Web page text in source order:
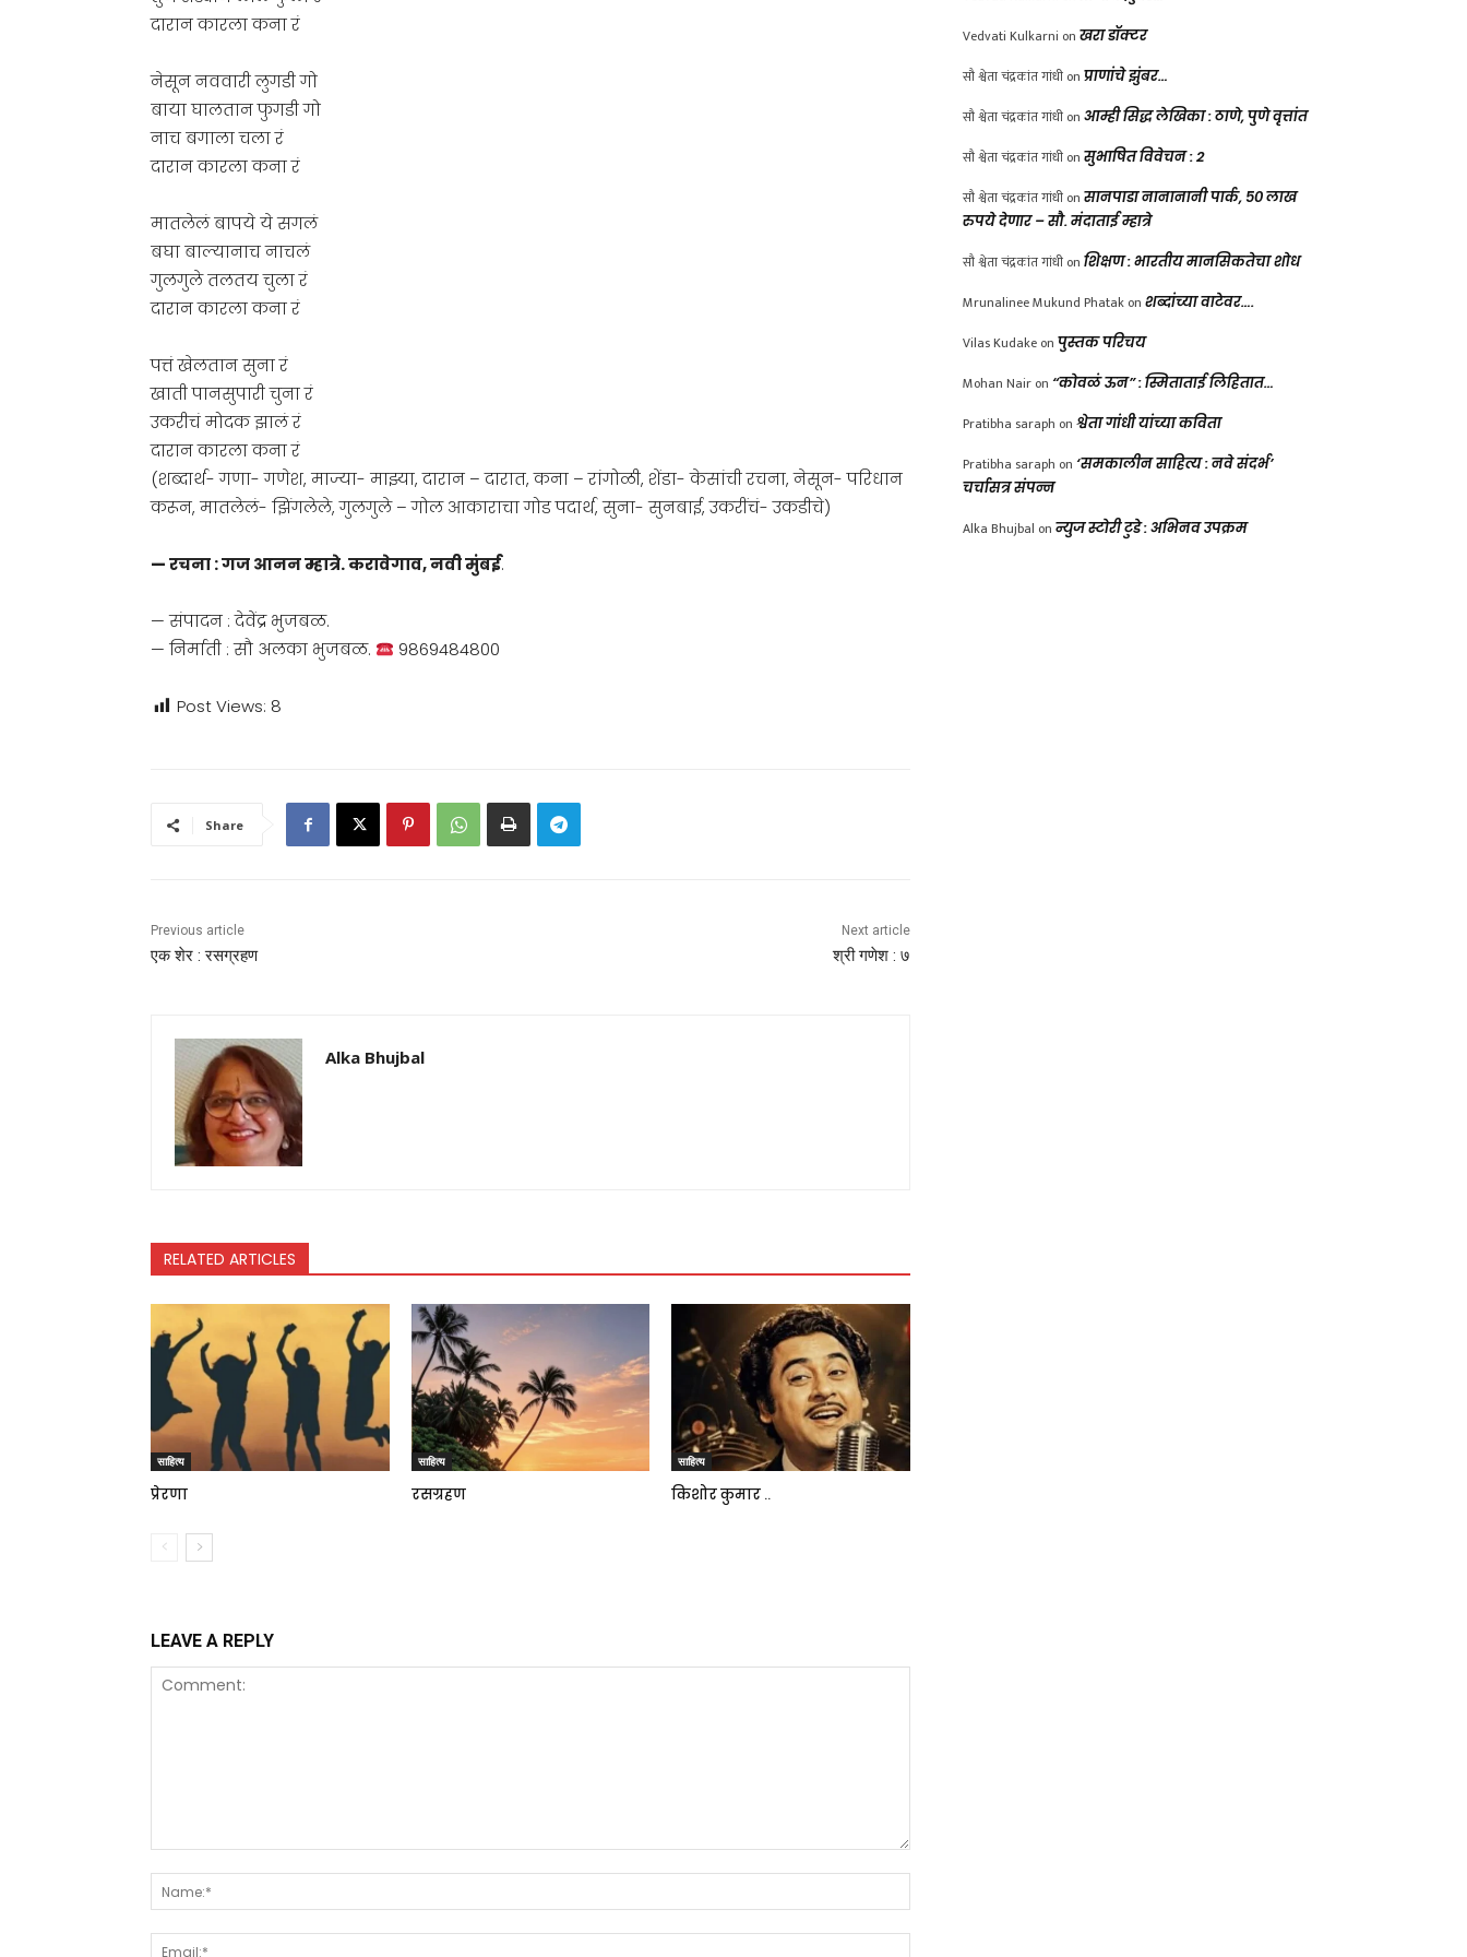
दारान कारला कना रं
नेसून नववारी लुगडी गो
बाया घालतान फुगडी गो
नाच बगाला चला रं
दारान कारला कना रं
मातलेलं बापये ये सगलं
बघा बाल्यानाच नाचलं
गुलगुले तलतय चुला रं
दारान कारला कना रं
पत्तं खेलतान सुना रं
खाती पानसुपारी चुना रं
उकरीचं मोदक झालं रं
दारान कारला कना रं
(शब्दार्थ- गणा- गणेश, माज्या- माझ्या, दारान – दारात, कना – रांगोळी, शेंडा- केसांची रचना, नेसून- परिधान
करून, मातलेलं- झिंगलेले, गुलगुले – गोल आकाराचा गोड पदार्थ, सुना- सुनबाई, उकरींचं- उकडीचे)
— रचना : गज आनन म्हात्रे. करावेगाव, नवी मुंबई.
— संपादन : देवेंद्र भुजबळ.
— निर्माती : सौ अलका भुजबळ.
9869484800
Post Views: 8
Share
Previous article
एक शेर : रसग्रहण
Next article
श्री गणेश : ७
Alka Bhujbal
RELATED ARTICLES
साहित्य
प्रेरणा
साहित्य
रसग्रहण
साहित्य
किशोर कुमार ..
LEAVE A REPLY
Vedvati Kulkarni on खरा डॉक्टर
सौ श्वेता चंद्रकांत गांधी on प्राणांचे झुंबर…
सौ श्वेता चंद्रकांत गांधी on आम्ही सिद्ध लेखिका : ठाणे, पुणे वृत्तांत
सौ श्वेता चंद्रकांत गांधी on सुभाषित विवेचन : 2
सौ श्वेता चंद्रकांत गांधी on सानपाडा नानानानी पार्क, ५० लाख
रुपये देणार – सौ. मंदाताई म्हात्रे
सौ श्वेता चंद्रकांत गांधी on शिक्षण : भारतीय मानसिकतेचा शोध
Mrunalinee Mukund Phatak on शब्दांच्या वाटेवर….
Vilas Kudake on पुस्तक परिचय
Mohan Nair on “कोवळं ऊन” : स्मिताताई लिहितात…
Pratibha saraph on श्वेता गांधी यांच्या कविता
Pratibha saraph on ‘समकालीन साहित्य : नवे संदर्भ’
चर्चासत्र संपन्न
Alka Bhujbal on न्युज स्टोरी टुडे : अभिनव उपक्रम